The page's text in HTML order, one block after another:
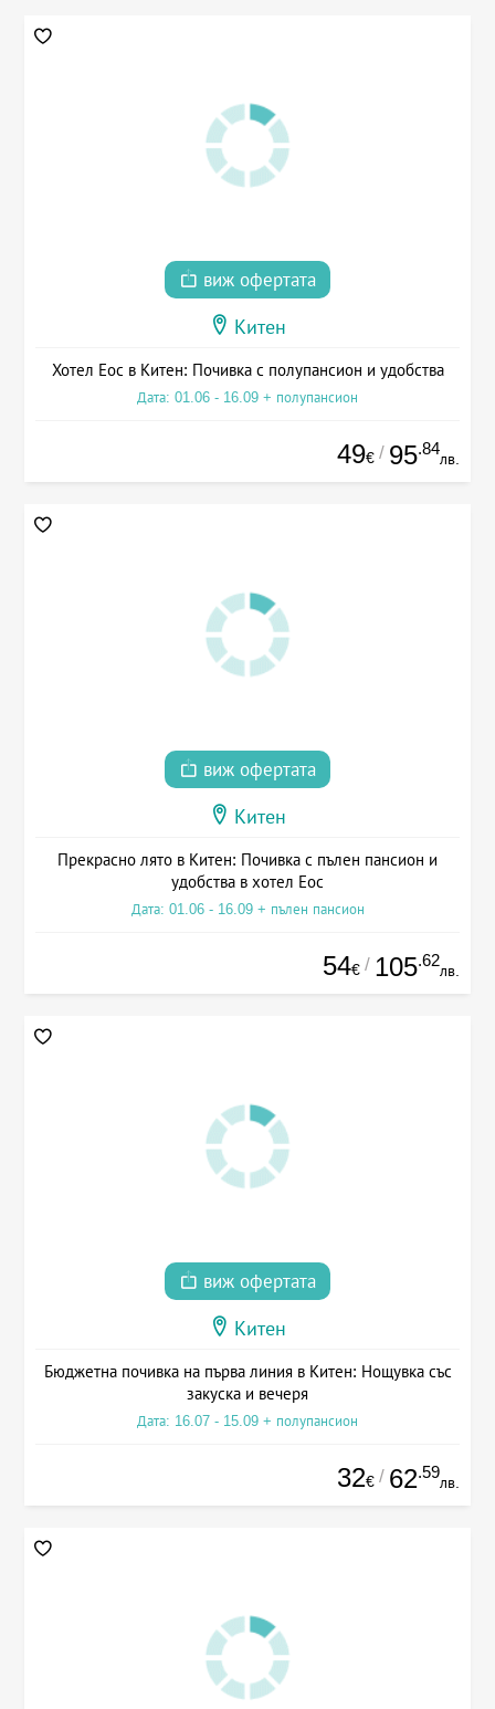
виж офертата
Китен
Хотел Еос в Китен: Почивка с полупансион и удобства
Дата: 01.06 - 16.09 + полупансион
49€ / 95.84
лв.
виж офертата
Китен
Прекрасно лято в Китен: Почивка с пълен пансион и
удобства в хотел Еос
Дата: 01.06 - 16.09 + пълен пансион
54€ / 105.62
лв.
виж офертата
Китен
Бюджетна почивка на първа линия в Китен: Нощувка със
закуска и вечеря
Дата: 16.07 - 15.09 + полупансион
32€ / 62.59
лв.